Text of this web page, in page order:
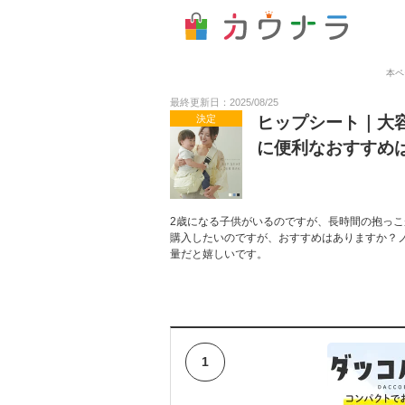
本
最終更新日：2025/08/25
決定
ヒップシート｜大
に便利なおすすめ
2歳になる子供がいるのですが、長時間の抱っ
購入したいのですが、おすすめはありますか
量だと嬉しいです。
1